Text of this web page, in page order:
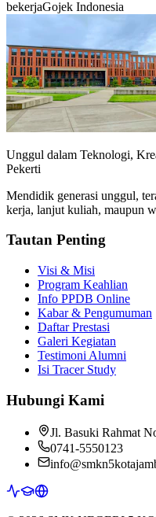
bekerjaGojek Indonesia
Unggul dalam Teknologi,
Pekerti
Mendidik generasi unggul,
kerja, lanjut kuliah, maupun
Tautan Penting
Visi & Misi
Program Keahlian
Info PPDB Online
Kabar & Pengumuman
Daftar Prestasi
Galeri Kegiatan
Testimoni Alumni
Isi Tracer Study
Hubungi Kami
Jl. Basuki Rahmat
0741-5550123